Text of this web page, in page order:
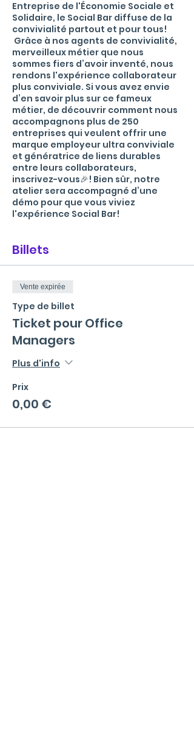
Entreprise de l'Économie Sociale et
Solidaire, le Social Bar diffuse de la
convivialité partout et pour tous!
Grâce à nos agents de convivialité,
merveilleux métier que nous
sommes fiers d’avoir inventé, nous
rendons l'expérience collaborateur
plus conviviale. Si vous avez envie
d’en savoir plus sur ce fameux
métier, de découvrir comment nous
accompagnons plus de 250
entreprises qui veulent offrir une
marque employeur ultra conviviale
et génératrice de liens durables
entre leurs collaborateurs,
inscrivez-vous🎉! Bien sûr, notre
atelier sera accompagné d’une
démo pour que vous viviez
l'expérience Social Bar!
Billets
Vente expirée
Type de billet
Ticket pour Office
Managers
Plus d'info
Prix
0,00 €